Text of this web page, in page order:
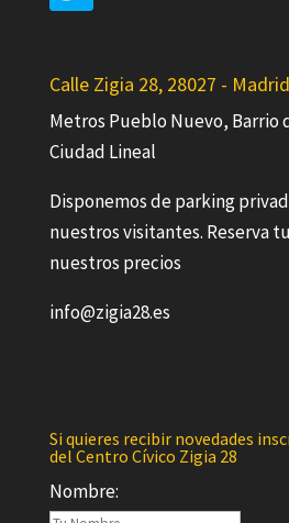
Calle Zigia 28, 28027 - Madrid
Metros Pueblo Nuevo, Barrio
Ciudad Lineal
Disponemos de parking
nuestros visitantes. Reserva
nuestros precios
info@zigia28.es
Si quieres recibir novedades
del Centro Cívico Zigia 28
Nombre: